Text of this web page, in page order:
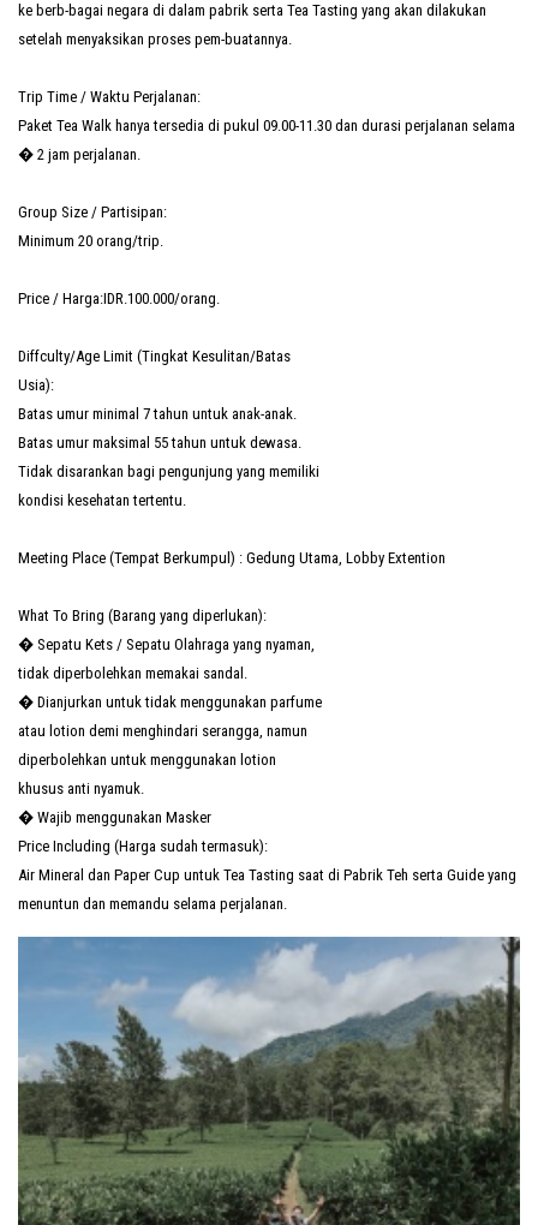
ke berb-bagai negara di dalam pabrik serta Tea Tasting yang akan dilakukan
setelah menyaksikan proses pem-buatannya.
Trip Time / Waktu Perjalanan:
Paket Tea Walk hanya tersedia di pukul 09.00-11.30 dan durasi perjalanan selama
� 2 jam perjalanan.
Group Size / Partisipan:
Minimum 20 orang/trip.
Price / Harga:IDR.100.000/orang.
Diffculty/Age Limit (Tingkat Kesulitan/Batas
Usia):
Batas umur minimal 7 tahun untuk anak-anak.
Batas umur maksimal 55 tahun untuk dewasa.
Tidak disarankan bagi pengunjung yang memiliki
kondisi kesehatan tertentu.
Meeting Place (Tempat Berkumpul) : Gedung Utama, Lobby Extention
What To Bring (Barang yang diperlukan):
� Sepatu Kets / Sepatu Olahraga yang nyaman,
tidak diperbolehkan memakai sandal.
� Dianjurkan untuk tidak menggunakan parfume
atau lotion demi menghindari serangga, namun
diperbolehkan untuk menggunakan lotion
khusus anti nyamuk.
� Wajib menggunakan Masker
Price Including (Harga sudah termasuk):
Air Mineral dan Paper Cup untuk Tea Tasting saat di Pabrik Teh serta Guide yang
menuntun dan memandu selama perjalanan.